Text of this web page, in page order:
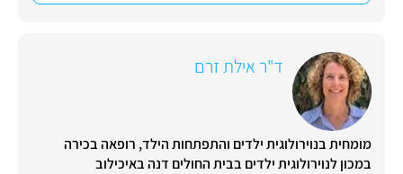
ד"ר אילת זרם
מומחית בנוירולוגית ילדים והתפתחות הילד, רופאה בכירה
במכון לנוירולוגית ילדים בבית החולים דנה באיכילוב